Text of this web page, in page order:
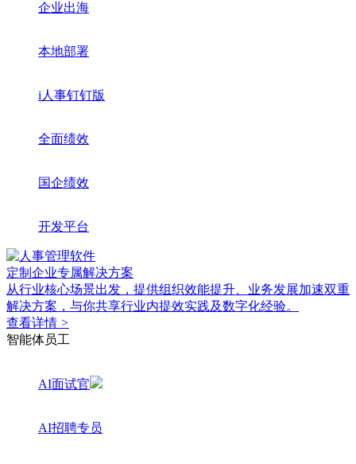
企业出海
本地部署
i人事钉钉版
全面绩效
国企绩效
开发平台
定制企业专属解决方案
从行业核心场景出发，提供组织效能提升、业务发展加速双重
解决方案，与你共享行业内提效实践及数字化经验。
查看详情 >
智能体员工
AI面试官
AI招聘专员